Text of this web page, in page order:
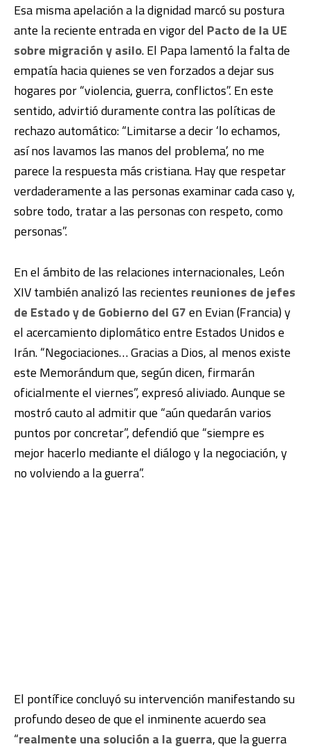
Esa misma apelación a la dignidad marcó su postura
ante la reciente entrada en vigor del Pacto de la UE
sobre migración y asilo. El Papa lamentó la falta de
empatía hacia quienes se ven forzados a dejar sus
hogares por “violencia, guerra, conflictos”. En este
sentido, advirtió duramente contra las políticas de
rechazo automático: “Limitarse a decir ‘lo echamos,
así nos lavamos las manos del problema’, no me
parece la respuesta más cristiana. Hay que respetar
verdaderamente a las personas examinar cada caso y,
sobre todo, tratar a las personas con respeto, como
personas”.
En el ámbito de las relaciones internacionales, León
XIV también analizó las recientes reuniones de jefes
de Estado y de Gobierno del G7en Evian (Francia) y
el acercamiento diplomático entre Estados Unidos e
Irán. “Negociaciones… Gracias a Dios, al menos existe
este Memorándum que, según dicen, firmarán
oficialmente el viernes”, expresó aliviado. Aunque se
mostró cauto al admitir que “aún quedarán varios
puntos por concretar”, defendió que “siempre es
mejor hacerlo mediante el diálogo y la negociación, y
no volviendo a la guerra”.
El pontífice concluyó su intervención manifestando su
profundo deseo de que el inminente acuerdo sea
“realmente una solución a la guerra, que la guerra